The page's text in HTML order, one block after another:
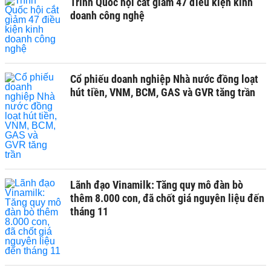
doanh công nghệ
Cổ phiếu doanh nghiệp Nhà nước đồng loạt
hút tiền, VNM, BCM, GAS và GVR tăng trần
Lãnh đạo Vinamilk: Tăng quy mô đàn bò
thêm 8.000 con, đã chốt giá nguyên liệu đến
tháng 11